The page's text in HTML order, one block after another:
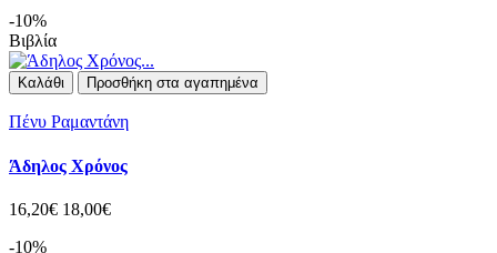
-10%
Βιβλία
Καλάθι Προσθήκη στα αγαπημένα
Πένυ Ραμαντάνη
Άδηλος Χρόνος
16,20€ 18,00€
-10%